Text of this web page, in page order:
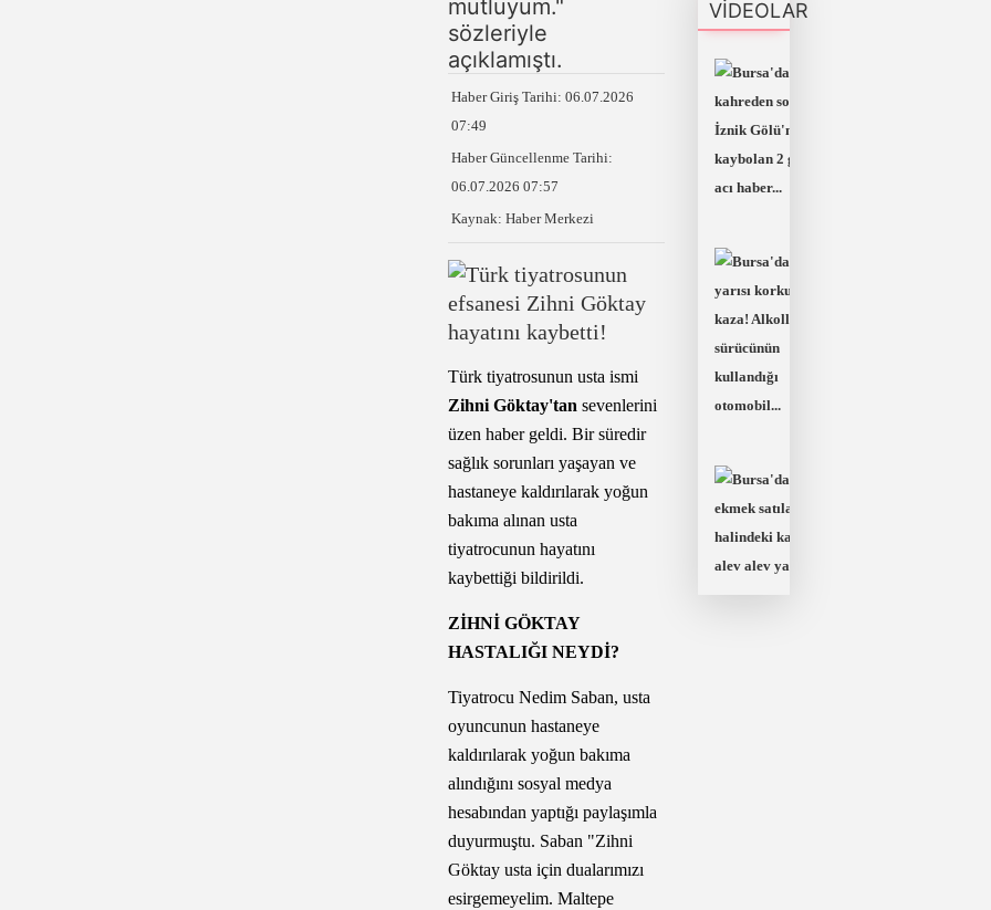
mutluyum."
sözleriyle
açıklamıştı.
Haber Giriş Tarihi: 06.07.2026
07:49
Haber Güncellenme Tarihi:
06.07.2026 07:57
Kaynak: Haber Merkezi
Türk tiyatrosunun usta ismi
Zihni Göktay'tansevenlerini
üzen haber geldi. Bir süredir
sağlık sorunları yaşayan ve
hastaneye kaldırılarak yoğun
bakıma alınan usta
tiyatrocunun hayatını
kaybettiği bildirildi.
ZİHNİ GÖKTAY
HASTALIĞI NEYDİ?
Tiyatrocu Nedim Saban, usta
oyuncunun hastaneye
kaldırılarak yoğun bakıma
alındığını sosyal medya
hesabından yaptığı paylaşımla
duyurmuştu. Saban "Zihni
Göktay usta için dualarımızı
esirgemeyelim. Maltepe
yavru
kapladı...
çakarlı
786 bin
TL ceza
VİDEOLAR